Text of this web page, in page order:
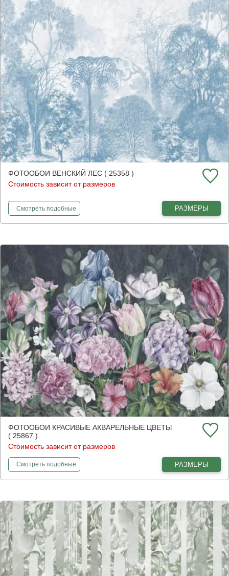
ФОТООБОИ ВЕНСКИЙ ЛЕС ( 25358 )
Стоимость зависит от размеров
Смотретьфотообои
подобные РАЗМЕРЫ
ФОТООБОИ КРАСИВЫЕ АКВАРЕЛЬНЫЕ ЦВЕТЫ
( 25867 )
Стоимость зависит от размеров
Смотретьфотообои
подобные РАЗМЕРЫ